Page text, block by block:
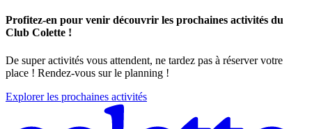
Profitez-en pour venir découvrir les prochaines activités du
Club Colette !
De super activités vous attendent, ne tardez pas à réserver votre
place ! Rendez-vous sur le planning !
Explorer les prochaines activités